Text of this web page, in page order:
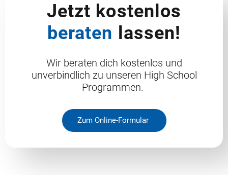
Jetzt kostenlos
beraten lassen!
Wir beraten dich kostenlos und
unverbindlich zu unseren High School
Programmen.
Zum Online-Formular